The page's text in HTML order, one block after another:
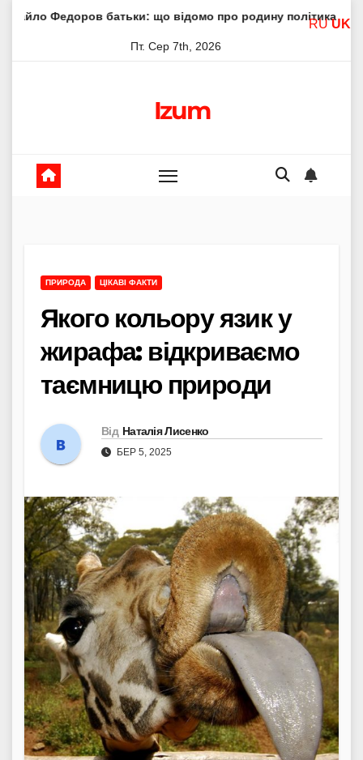
батьки: що відомо про родину політика Молитва
Пт. Сер 7th, 2026
Izum
ПРИРОДА ЦІКАВІ ФАКТИ
Якого кольору язик у
жирафа: відкриваємо
таємницю природи
Від Наталія Лисенко
БЕР 5, 2025
RU UK